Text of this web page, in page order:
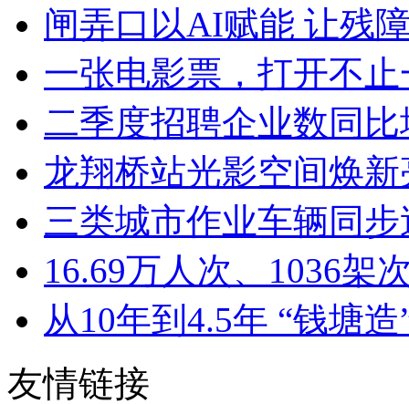
闸弄口以AI赋能 让残
一张电影票，打开不
二季度招聘企业数同比
龙翔桥站光影空间焕
三类城市作业车辆同
16.69万人次、1036架
从10年到4.5年 “钱塘
友情链接